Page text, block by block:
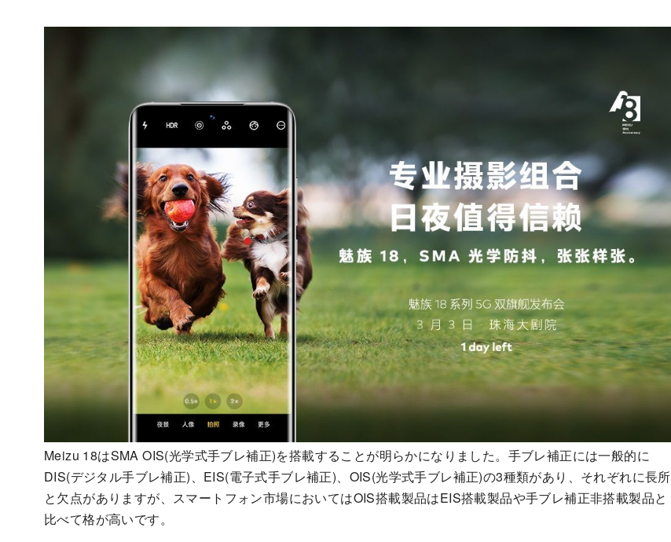
Meizu 18はSMA OIS(光学式手ブレ補正)を搭載することが明らかになりました。手ブレ補正には一般的に
DIS(デジタル手ブレ補正)、EIS(電子式手ブレ補正)、OIS(光学式手ブレ補正)の3種類があり、それぞれに長所
と欠点がありますが、スマートフォン市場においてはOIS搭載製品はEIS搭載製品や手ブレ補正非搭載製品と
比べて格が高いです。